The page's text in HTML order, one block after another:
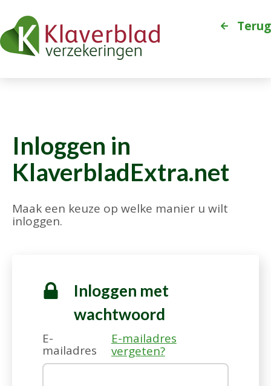
Terug
Inloggen in
KlaverbladExtra.net
Maak een keuze op welke manier u wilt
inloggen.
Inloggen met
wachtwoord
E-
mailadres
E-mailadres
vergeten?